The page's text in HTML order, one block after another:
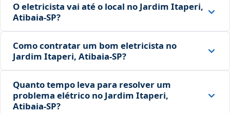
O eletricista vai até o local no Jardim Itaperi,
Atibaia‑SP?
Como contratar um bom eletricista no
Jardim Itaperi, Atibaia‑SP?
Quanto tempo leva para resolver um
problema elétrico no Jardim Itaperi,
Atibaia‑SP?